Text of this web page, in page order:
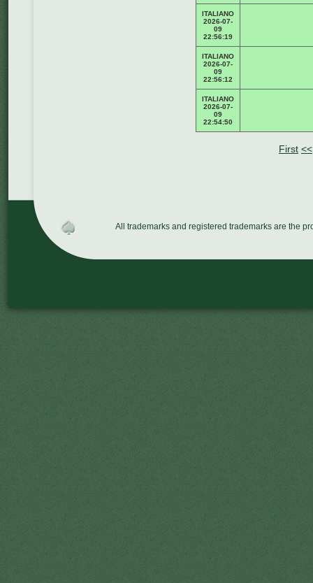
ITALIANO
2026-07-
09
22:56:19
ITALIANO
2026-07-
09
22:56:12
ITALIANO
2026-07-
09
22:54:50
First <<
All trademarks and registered trademarks are the